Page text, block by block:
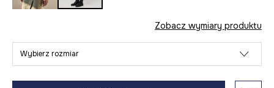
Zobacz wymiary produktu
Wybierz rozmiar